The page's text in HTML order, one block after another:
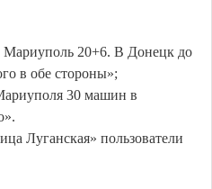
20+6. В Донецк до
в обе стороны»;
30 машин в
Луганская» пользователи